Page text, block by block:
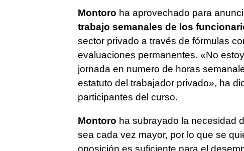
Montoro ha aprovechado para
trabajo semanales de los
sector privado a través de fórmulas
evaluaciones permanentes. «No
jornada en numero de horas
estatuto del trabajador privado», ha
participantes del curso.
Montoro ha subrayado la necesidad
sea cada vez mayor, por lo que se
oposición es suficiente para el